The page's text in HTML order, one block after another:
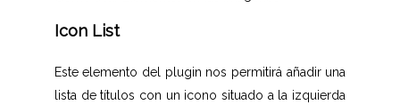
Icon List
Este elemento del plugin nos permitirá añadir una
lista de títulos con un icono situado a la izquierda